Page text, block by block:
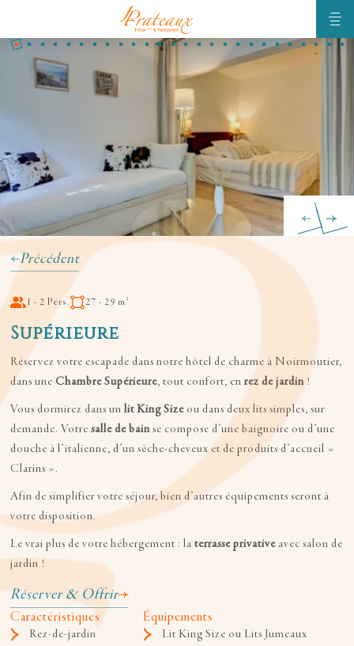
Précédent
1 - 2 Pers. 27 - 29 m²
Supérieure
Réservez votre escapade dans notre hôtel de charme à Noirmoutier,
dans une Chambre Supérieure, tout confort, en rez de jardin!
Vous dormirez dans un lit King Sizeou dans deux lits simples, sur
demande. Votre salle de bainse compose d’une baignoire ou d’une
douche à l’italienne, d’un sèche-cheveux et de produits d’accueil «
Clarins ».
Afin de simplifier votre séjour, bien d’autres équipements seront à
votre disposition.
Le vrai plus de votre hébergement : la terrasse privativeavec salon de
jardin !
Réserver & Offrir
Caractéristiques
Rez-de-jardin
Équipements
Lit King Size ou Lits Jumeaux